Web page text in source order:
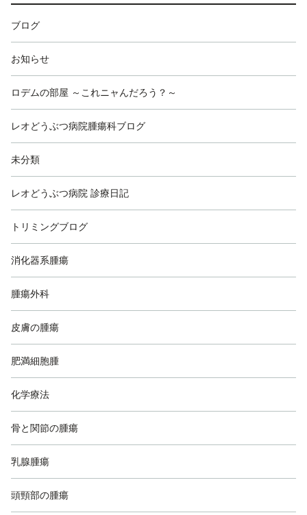
ブログ
お知らせ
ロデムの部屋 ～これニャんだろう？～
レオどうぶつ病院腫瘍科ブログ
未分類
レオどうぶつ病院 診療日記
トリミングブログ
消化器系腫瘍
腫瘍外科
皮膚の腫瘍
肥満細胞腫
化学療法
骨と関節の腫瘍
乳腺腫瘍
頭頸部の腫瘍